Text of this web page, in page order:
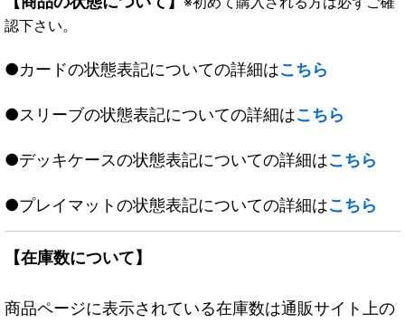
認下さい。
●カードの状態表記についての詳細はこちら
●スリーブの状態表記についての詳細はこちら
●デッキケースの状態表記についての詳細はこちら
●プレイマットの状態表記についての詳細はこちら
【在庫数について】
商品ページに表示されている在庫数は通販サイト上の